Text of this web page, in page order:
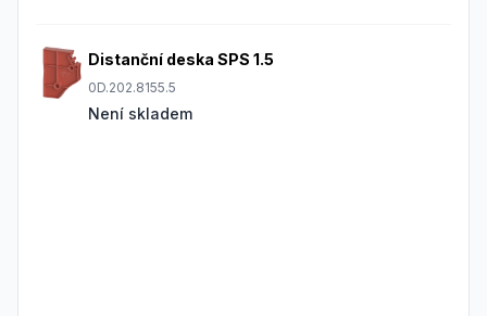
Distanční deska SPS 1.5
0D.202.8155.5
Není skladem